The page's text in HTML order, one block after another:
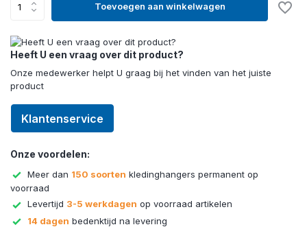
Toevoegen aan winkelwagen
Heeft U een vraag over dit product?
Onze medewerker helpt U graag bij het vinden van het juiste
product
Klantenservice
Onze voordelen:
Meer dan 150 soorten kledinghangers permanent op
voorraad
Levertijd 3-5 werkdagen op voorraad artikelen
14 dagen bedenktijd na levering